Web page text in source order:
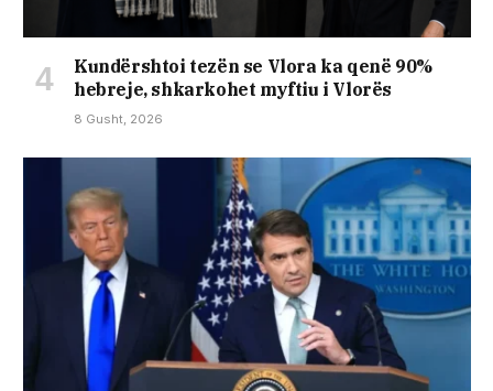
Kundërshtoi tezën se Vlora ka qenë 90%
hebreje, shkarkohet myftiu i Vlorës
8 Gusht, 2026